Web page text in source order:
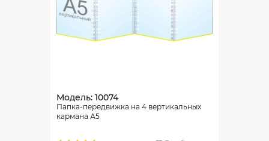
Модель: 10074
Папка-передвижка на 4 вертикальных
кармана А5